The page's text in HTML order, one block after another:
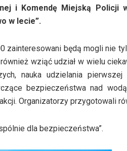
i Komendę Miejską Policji
w lecie”.
zainteresowani będą mogli nie
wziąć udział w wielu
nauka udzielania
bezpieczeństwa nad
Organizatorzy przygotowali
dla bezpieczeństwa”.